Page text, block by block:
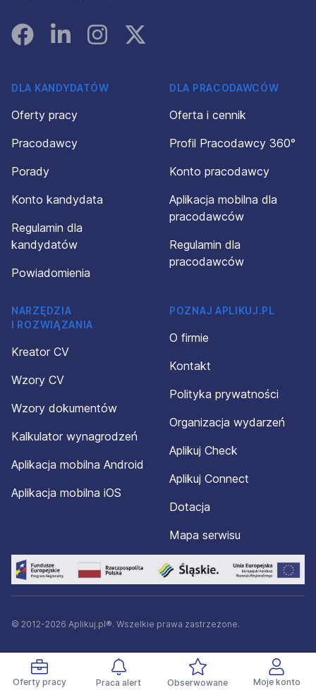
Oferty pracy Praca alert Obserwowane Moje konto
FacebookLinked InInstagramInstagram
DLA KANDYDATÓW
Oferty pracy
Pracodawcy
Porady
Konto kandydata
Regulamin dla
kandydatów
Powiadomienia
DLA PRACODAWCÓW
Oferta i cennik
Profil Pracodawcy 360°
Konto pracodawcy
Aplikacja mobilna dla
pracodawców
Regulamin dla
pracodawców
NARZĘDZIA
I ROZWIĄZANIA
Kreator CV
Wzory CV
Wzory dokumentów
Kalkulator wynagrodzeń
Aplikacja mobilna Android
Aplikacja mobilna iOS
POZNAJ APLIKUJ.PL
O firmie
Kontakt
Polityka prywatności
Organizacja wydarzeń
Aplikuj Check
Aplikuj Connect
Dotacja
Mapa serwisu
© 2012-2026 Aplikuj.pl®. Wszelkie prawa zastrzeżone.